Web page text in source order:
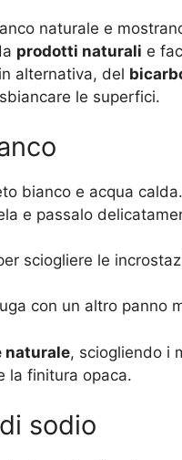
naturale e
prodotti naturali e
alternativa, del
le superfici.
bianco e acqua calda.
e passalo
sciogliere le
con un altro panno
naturale, sciogliendo i
la finitura opaca.
sodio